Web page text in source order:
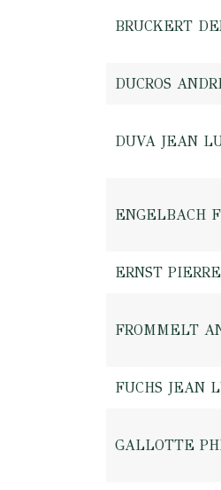
BRUCKERT
DUCROS
DUVA JEAN
ENGELBACH
ERNST PIERRE
FROMMELT
FUCHS JEAN
GALLOTTE